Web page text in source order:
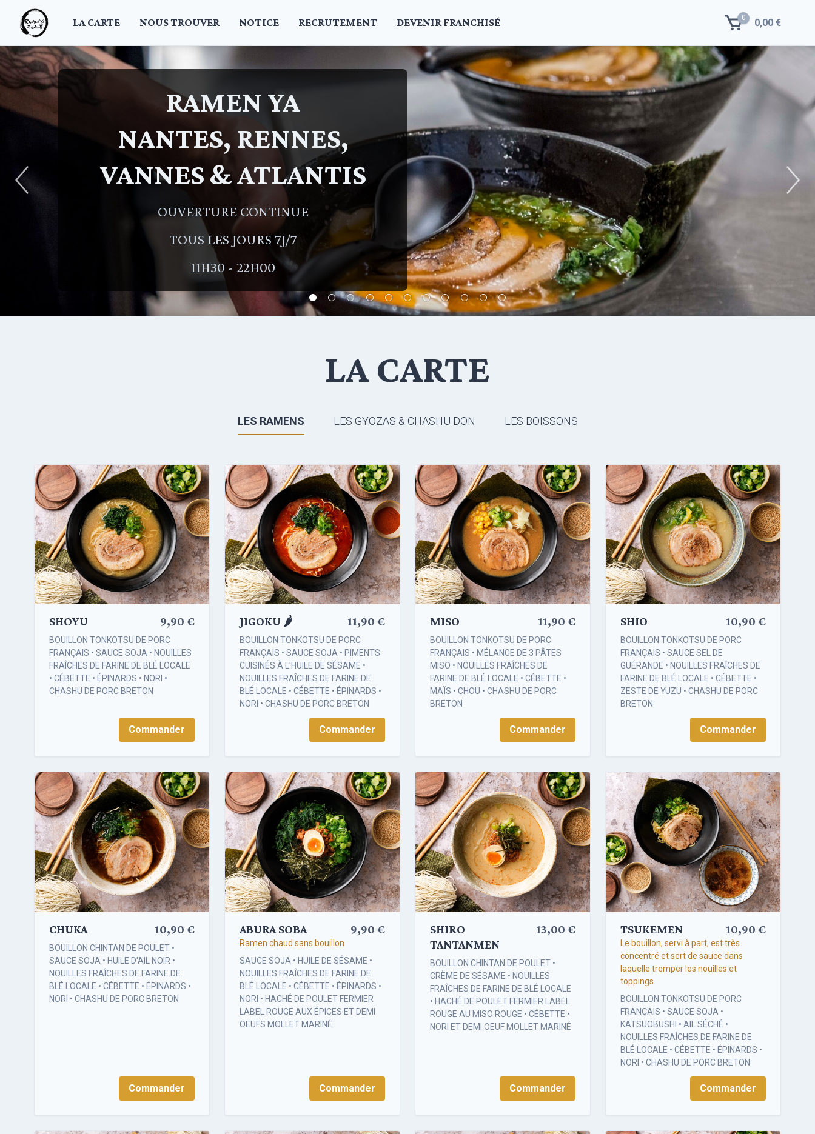
0 0,00 €
LA CARTE NOUS TROUVER NOTICE RECRUTEMENT DEVENIR FRANCHISÉ
RAMEN YA
NANTES, RENNES,
VANNES & ATLANTIS
OUVERTURE CONTINUE
TOUS LES JOURS 7J/7
11H30 - 22H00
LA CARTE
LES RAMENS LES GYOZAS & CHASHU DON LES BOISSONS
SHOYU 9,90 €
BOUILLON TONKOTSU DE PORC
FRANÇAIS • SAUCE SOJA • NOUILLES
FRAÎCHES DE FARINE DE BLÉ LOCALE
• CÉBETTE • ÉPINARDS • NORI •
CHASHU DE PORC BRETON
Commander
JIGOKU 🌶️ 11,90 €
BOUILLON TONKOTSU DE PORC
FRANÇAIS • SAUCE SOJA • PIMENTS
CUISINÉS À L'HUILE DE SÉSAME •
NOUILLES FRAÎCHES DE FARINE DE
BLÉ LOCALE • CÉBETTE • ÉPINARDS •
NORI • CHASHU DE PORC BRETON
Commander
MISO 11,90 €
BOUILLON TONKOTSU DE PORC
FRANÇAIS • MÉLANGE DE 3 PÂTES
MISO • NOUILLES FRAÎCHES DE
FARINE DE BLÉ LOCALE • CÉBETTE •
MAÏS • CHOU • CHASHU DE PORC
BRETON
Commander
SHIO 10,90 €
BOUILLON TONKOTSU DE PORC
FRANÇAIS • SAUCE SEL DE
GUÉRANDE • NOUILLES FRAÎCHES DE
FARINE DE BLÉ LOCALE • CÉBETTE •
ZESTE DE YUZU • CHASHU DE PORC
BRETON
Commander
CHUKA 10,90 €
BOUILLON CHINTAN DE POULET •
SAUCE SOJA • HUILE D'AIL NOIR •
NOUILLES FRAÎCHES DE FARINE DE
BLÉ LOCALE • CÉBETTE • ÉPINARDS •
NORI • CHASHU DE PORC BRETON
Commander
ABURA SOBA 9,90 €
Ramen chaud sans bouillon
SAUCE SOJA • HUILE DE SÉSAME •
NOUILLES FRAÎCHES DE FARINE DE
BLÉ LOCALE • CÉBETTE • ÉPINARDS •
NORI • HACHÉ DE POULET FERMIER
LABEL ROUGE AUX ÉPICES ET DEMI
OEUFS MOLLET MARINÉ
Commander
SHIRO
TANTANMEN
13,00 €
BOUILLON CHINTAN DE POULET •
CRÈME DE SÉSAME • NOUILLES
FRAÎCHES DE FARINE DE BLÉ LOCALE
• HACHÉ DE POULET FERMIER LABEL
ROUGE AU MISO ROUGE • CÉBETTE •
NORI ET DEMI OEUF MOLLET MARINÉ
Commander
TSUKEMEN 10,90 €
Le bouillon, servi à part, est très
concentré et sert de sauce dans
laquelle tremper les nouilles et
toppings.
BOUILLON TONKOTSU DE PORC
FRANÇAIS • SAUCE SOJA •
KATSUOBUSHI • AIL SÉCHÉ •
NOUILLES FRAÎCHES DE FARINE DE
BLÉ LOCALE • CÉBETTE • ÉPINARDS •
NORI • CHASHU DE PORC BRETON
Commander